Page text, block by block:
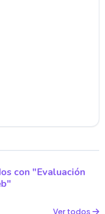
con "Evaluación
Ver todos